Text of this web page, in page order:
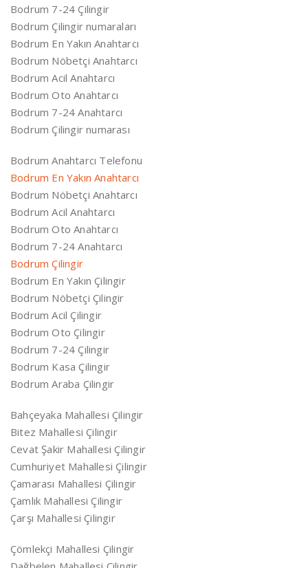
Bodrum 7-24 Çilingir
Bodrum Çilingir numaraları
Bodrum En Yakın Anahtarcı
Bodrum Nöbetçi Anahtarcı
Bodrum Acil Anahtarcı
Bodrum Oto Anahtarcı
Bodrum 7-24 Anahtarcı
Bodrum Çilingir numarası
Bodrum Anahtarcı Telefonu
Bodrum En Yakın Anahtarcı
Bodrum Nöbetçi Anahtarcı
Bodrum Acil Anahtarcı
Bodrum Oto Anahtarcı
Bodrum 7-24 Anahtarcı
Bodrum Çilingir
Bodrum En Yakın Çilingir
Bodrum Nöbetçi Çilingir
Bodrum Acil Çilingir
Bodrum Oto Çilingir
Bodrum 7-24 Çilingir
Bodrum Kasa Çilingir
Bodrum Araba Çilingir
Bahçeyaka Mahallesi Çilingir
Bitez Mahallesi Çilingir
Cevat Şakir Mahallesi Çilingir
Cumhuriyet Mahallesi Çilingir
Çamarası Mahallesi Çilingir
Çamlık Mahallesi Çilingir
Çarşı Mahallesi Çilingir
Çömlekçi Mahallesi Çilingir